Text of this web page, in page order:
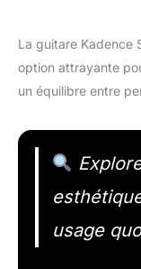
La guitare Kadence
option attrayante
un équilibre entre
usage